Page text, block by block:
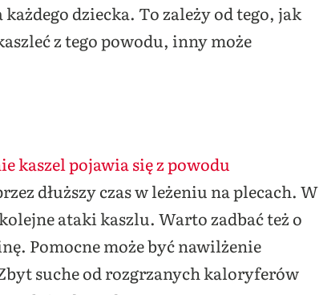
dziecka. To zależy od tego, jak
z tego powodu, inny może
kaszel pojawia się z powodu
dłuższy czas w leżeniu na plecach. W
ataki kaszlu. Warto zadbać też o
Pomocne może być nawilżenie
suche od rozgrzanych kaloryferów